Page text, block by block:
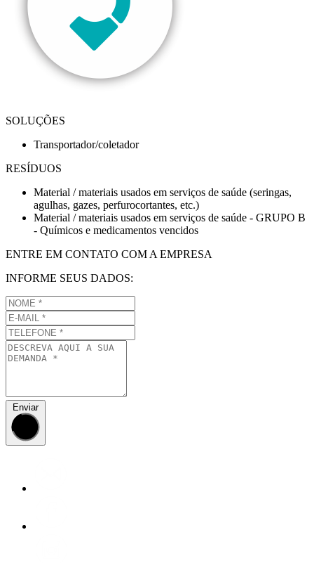
SOLUÇÕES
Transportador/coletador
RESÍDUOS
Material / materiais usados em serviços de saúde (seringas,
agulhas, gazes, perfurocortantes, etc.)
Material / materiais usados em serviços de saúde - GRUPO B
- Químicos e medicamentos vencidos
ENTRE EM CONTATO COM A EMPRESA
INFORME SEUS DADOS:
Enviar